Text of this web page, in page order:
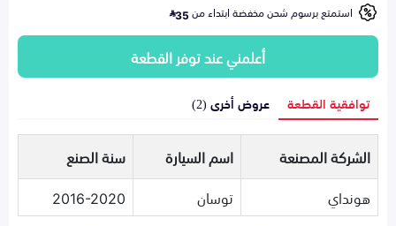
استمتع برسوم شحن مخفضة ابتداء من35
أعلمني عند توفر القطعة
توافقية القطعة عروض أخرى (2)
الشركة المصنعة اسم السيارة
سنة الصنع
هونداي
توسان 2016-2020